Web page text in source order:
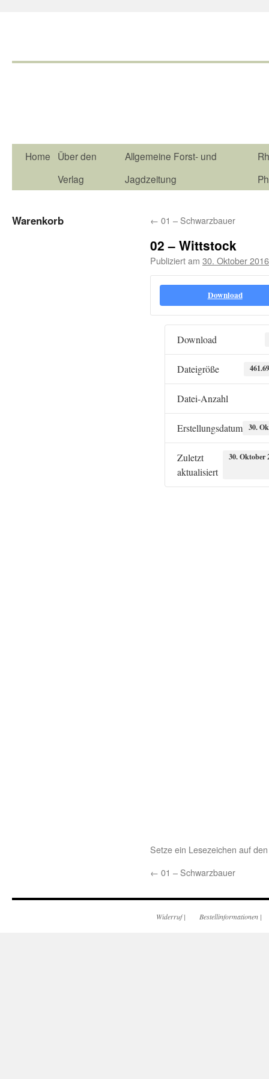
Home
Über den
Verlag
Allgemeine Forst- und
Jagdzeitung
← 01 – Schwarzbauer
02 – Wittstock
Publiziert am 30. Oktober 2016
Download
Download
Dateigröße
Datei-Anzahl
Erstellungsdatum 30.
Zuletzt
aktualisiert
30. Oktober
Setze ein Lesezeichen auf
← 01 – Schwarzbauer
Warenkorb
Widerruf| Bestellinformationen |